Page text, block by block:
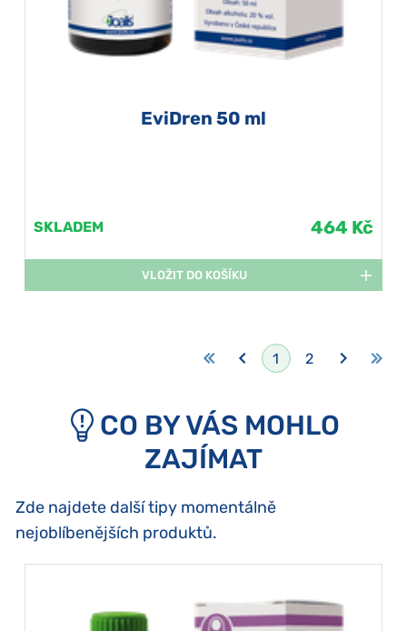
EviDren 50 ml
SKLADEM 464 Kč
VLOŽIT DO KOŠÍKU
1 2
CO BY VÁS MOHLO
ZAJÍMAT
Zde najdete další tipy momentálně
nejoblíbenějších produktů.